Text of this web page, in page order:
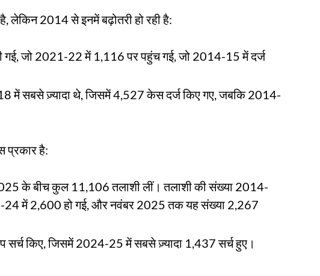
लेकिन 2014 से इनमें बढ़ोतरी हो रही है:
गई, जो 2021-22 में 1,116 पर पहुंच गई, जो 2014-15 में दर्ज
में सबसे ज़्यादा थे, जिसमें 4,527 केस दर्ज किए गए, जबकि 2014-
प्रकार है:
के बीच कुल 11,106 तलाशी लीं। तलाशी की संख्या 2014-
में 2,600 हो गई, और नवंबर 2025 तक यह संख्या 2,267
सर्च किए, जिसमें 2024-25 में सबसे ज़्यादा 1,437 सर्च हुए।